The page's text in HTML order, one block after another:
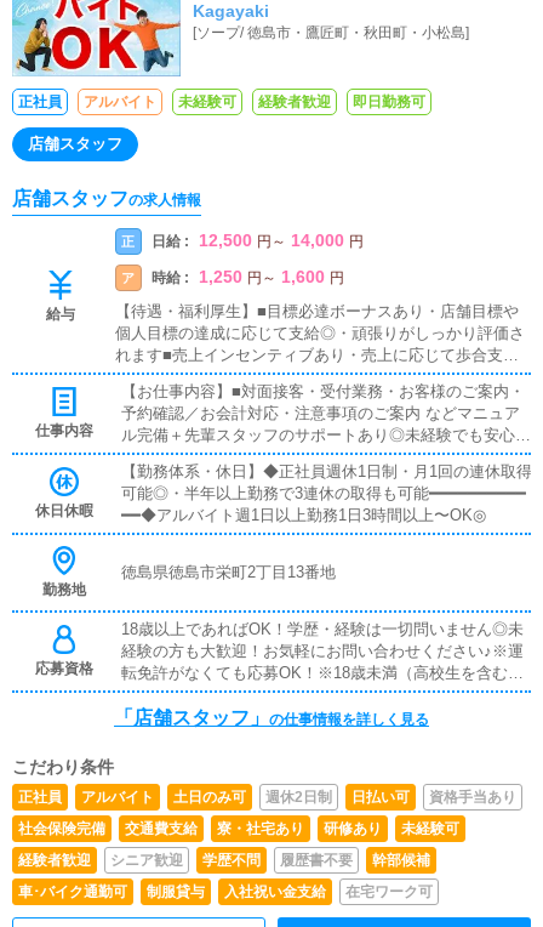
Kagayaki
[ソープ/徳島市・鷹匠町・秋田町・小松島]
正社員 アルバイト 未経験可 経験者歓迎 即日勤務可
店舗スタッフ
店舗スタッフの求人情報
給与
正 日給 : 12,500 円 ～ 14,000 円
ア 時給 : 1,250 円 ～ 1,600 円
【待遇・福利厚生】■目標必達ボーナスあり・店舗目標や
個人目標の達成に応じて支給◎・頑張りがしっかり評価さ
れます■売上インセンティブあり・売上に応じて歩合支
給・成果がダイレクトに収入へ反映されます■試用期間あ
り・入社後は研修・試用期間あり・未経験でも安心してス
タートできます■日払いOK・急な出費にも対応可能・働い
た分をその日に受け取りOK◎■給与手渡し・振込待ちなし
で安心・希望に応じて手渡し対応可能■社員寮完備・即入
居OKの個室寮あり・新生活のスタートもサポートします
仕事内容
【お仕事内容】■対面接客・受付業務・お客様のご案内・
予約確認／お会計対応・注意事項のご案内 などマニュア
ル完備＋先輩スタッフのサポートあり◎未経験でも安心し
てスタートできます！━━━━━━━━━━━━■キャスト管理・キ
ャストさんのサポート業務・写メ日記などのPR方法アド
バイス「どうすれば稼げるか」を一緒に考えるお仕事です
◎━━━━━━━━━━━━■PC更新業務・ヘブンネット等の情報
は簡単な入力作業なので、PCが苦手でも問題ありません
充・管理快適に過ごせる環境づくりをお願いします♪
休日休暇
【勤務体系・休日】◆正社員週休1日制・月1回の連休取得
可能◎・半年以上勤務で3連休の取得も可能━━━━━━━━━━
━━◆アルバイト週1日以上勤務1日3時間以上〜OK◎
勤務地
徳島県徳島市栄町2丁目13番地
応募資格
18歳以上であればOK！学歴・経験は一切問いません◎未
経験の方も大歓迎！お気軽にお問い合わせください♪※運
転免許がなくても応募OK！※18歳未満（高校生を含む）
のご応募はお断りしております。
「店舗スタッフ」 の仕事情報を詳しく見る
こだわり条件
正社員 アルバイト 土日のみ可 週休2日制 日払い可
資格手当あり
社会保険完備
交通費支給 寮・社宅あり 研修あり
未経験可
経験者歓迎
シニア歓迎 学歴不問 履歴書不要
幹部候補
車･バイク通勤可
制服貸与 入社祝い金支給 在宅ワーク可